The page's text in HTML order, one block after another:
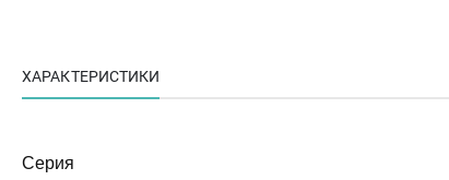
ХАРАКТЕРИСТИКИ
Серия